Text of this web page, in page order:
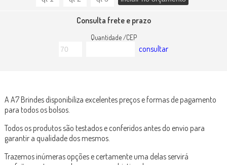
Consulta frete e prazo
Quantidade /CEP
consultar
A A7 Brindes disponibiliza excelentes preços e formas de pagamento
para todos os bolsos.
Todos os produtos são testados e conferidos antes do envio para
garantir a qualidade dos mesmos.
Trazemos inúmeras opções e certamente uma delas servirá